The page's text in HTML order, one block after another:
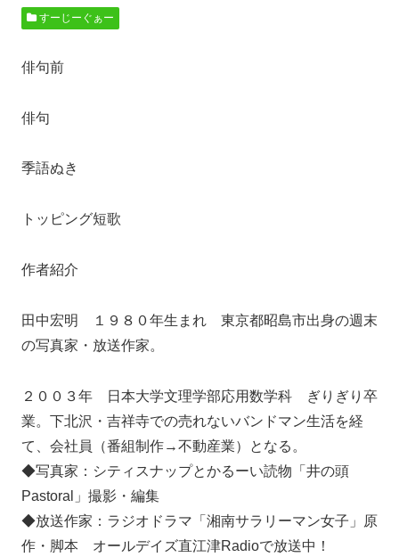
すーじーぐぁー
俳句前
俳句
季語ぬき
トッピング短歌
作者紹介
田中宏明 １９８０年生まれ 東京都昭島市出身の週末
の写真家・放送作家。
２００３年 日本大学文理学部応用数学科 ぎりぎり卒
業。下北沢・吉祥寺での売れないバンドマン生活を経
て、会社員（番組制作→不動産業）となる。
◆写真家：シティスナップとかるーい読物「井の頭
Pastoral」撮影・編集
◆放送作家：ラジオドラマ「湘南サラリーマン女子」原
作・脚本 オールデイズ直江津Radioで放送中！